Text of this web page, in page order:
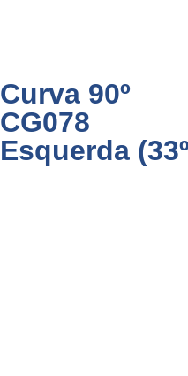
Curva 90º
CG078
Esquerda